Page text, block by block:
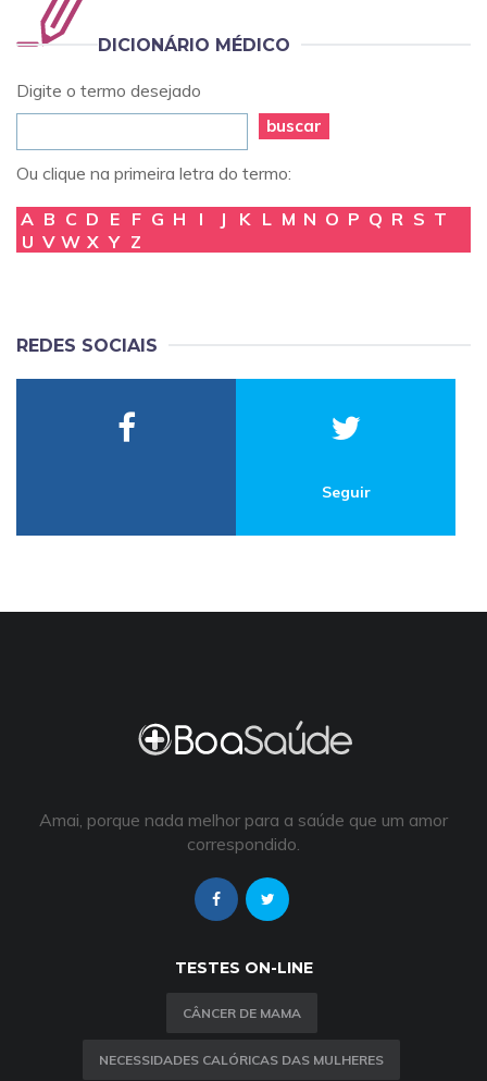
DICIONÁRIO MÉDICO
Digite o termo desejado
buscar
Ou clique na primeira letra do termo:
A B C D E F G H I J K L M N O P Q R S T
U V W X Y Z
REDES SOCIAIS
Seguir
Amai, porque nada melhor para a saúde que um amor
correspondido.
TESTES ON-LINE
CÂNCER DE MAMA
NECESSIDADES CALÓRICAS DAS MULHERES